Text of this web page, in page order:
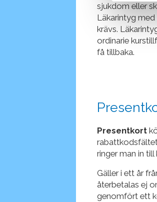
sjukdom eller
Läkarintyg
krävs.
ordinarie
få tillbaka.
Presentkort
ringer man in
Gäller i ett år
återbetalas ej
genomfört ett